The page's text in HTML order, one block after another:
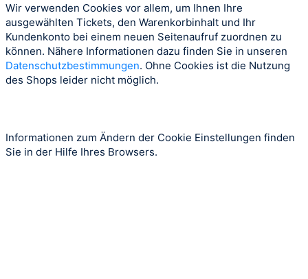
Wir verwenden Cookies vor allem, um Ihnen Ihre
ausgewählten Tickets, den Warenkorbinhalt und Ihr
Kundenkonto bei einem neuen Seitenaufruf zuordnen zu
können. Nähere Informationen dazu finden Sie in unseren
Datenschutzbestimmungen. Ohne Cookies ist die Nutzung
des Shops leider nicht möglich.
Informationen zum Ändern der Cookie Einstellungen finden
Sie in der Hilfe Ihres Browsers.